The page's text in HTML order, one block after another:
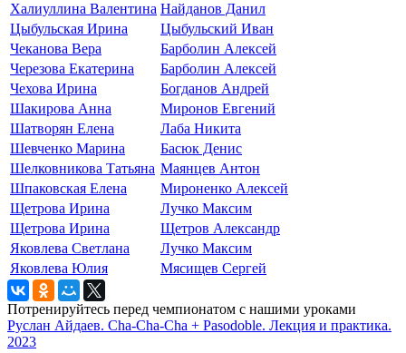
Халиуллина Валентина Найданов Данил
Цыбульская Ирина
Цыбульский Иван
Чеканова Вера
Барболин Алексей
Черезова Екатерина
Барболин Алексей
Чехова Ирина
Богданов Андрей
Шакирова Анна
Миронов Евгений
Шатворян Елена
Лаба Никита
Шевченко Марина
Басюк Денис
Шелковникова Татьяна Маянцев Антон
Шпаковская Елена
Мироненко Алексей
Щетрова Ирина
Лучко Максим
Щетрова Ирина
Щетров Александр
Яковлева Светлана
Лучко Максим
Яковлева Юлия
Мясищев Сергей
Потренируйтесь перед чемпионатом с нашими уроками
Руслан Айдаев. Cha-Cha-Cha + Pasodoble. Лекция и практика.
2023